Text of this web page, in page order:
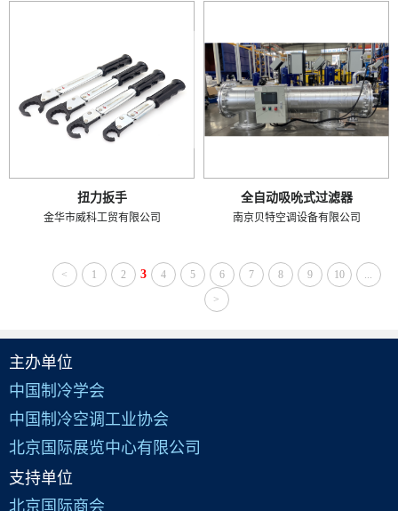
扭力扳手
金华市威科工贸有限公司
全自动吸吮式过滤器
南京贝特空调设备有限公司
< 1 2 3 4 5 6 7 8 9 10
...
>
主办单位
中国制冷学会
中国制冷空调工业协会
北京国际展览中心有限公司
支持单位
北京国际商会